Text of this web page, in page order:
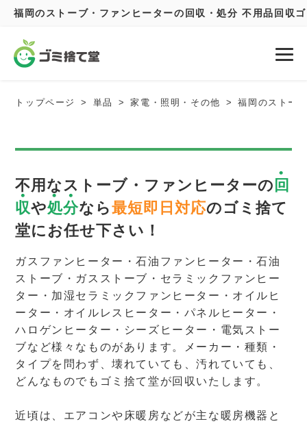
福岡のストーブ・ファンヒーターの回収・処分 不用品回収
トップページ 単品 家電・照明・その他 福岡のストー
不用なストーブ・ファンヒーターの 回
収や処分なら最短即日対応のゴミ捨て
堂にお任せ下さい！
ガスファンヒーター・石油ファンヒーター・石油
ストーブ・ガスストーブ・セラミックファンヒー
ター・加湿セラミックファンヒーター・オイルヒ
ーター・オイルレスヒーター・パネルヒーター・
ハロゲンヒーター・シーズヒーター・電気ストー
ブなど様々なものがあります。メーカー・種類・
タイプを問わず、壊れていても、汚れていても、
どんなものでもゴミ捨て堂が回収いたします。
近頃は、エアコンや床暖房などが主な暖房機器と